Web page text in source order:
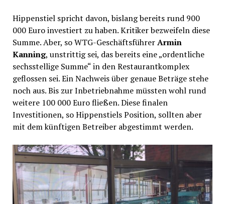
Hippenstiel spricht davon, bislang bereits rund 900
000 Euro investiert zu haben. Kritiker bezweifeln diese
Summe. Aber, so WTG-GeschäftsführerArmin
Kanning, unstrittig sei, das bereits eine „ordentliche
sechsstellige Summe“ in den Restaurantkomplex
geflossen sei. Ein Nachweis über genaue Beträge stehe
noch aus. Bis zur Inbetriebnahme müssten wohl rund
weitere 100 000 Euro fließen. Diese finalen
Investitionen, so Hippenstiels Position, sollten aber
mit dem künftigen Betreiber abgestimmt werden.